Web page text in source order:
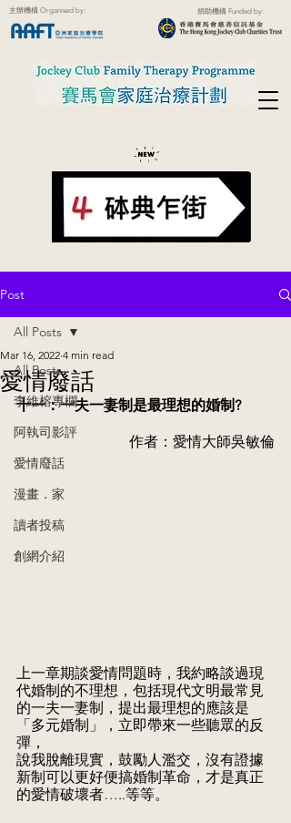
主辦機構 Organised by: 捐助機構 Funded by:
Post
All Posts
李維榕專欄
阿執司影評
愛情廢話
漫畫．家
讀者投稿
創網介紹
All Posts
愛情廢話
Mar 16, 2022 4 min read
十一：一夫一妻制是最理想的婚制?
作者：愛情大師吳敏倫
上一章期談愛情問題時，我約略談過現
代婚制的不理想，包括現代文明最常見
的一夫一妻制，提出最理想的應該是
「多元婚制」，立即帶來一些聽眾的反
彈，
說我脫離現實，鼓勵人濫交，沒有證據
新制可以更好便搞婚制革命，才是真正
的愛情破壞者…..等等。